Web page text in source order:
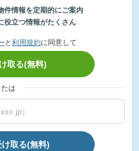
件情報を定期的にご案内
役立つ情報がたくさん
と 利用規約に同意して
取る(無料)
たは
け取る(無料)